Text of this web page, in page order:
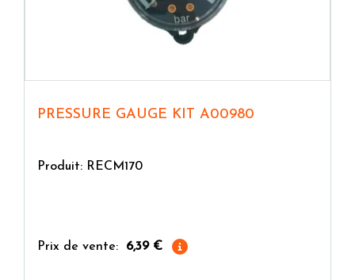
PRESSURE GAUGE KIT A00980
Produit: RECM170
Prix de vente: 6,39 €